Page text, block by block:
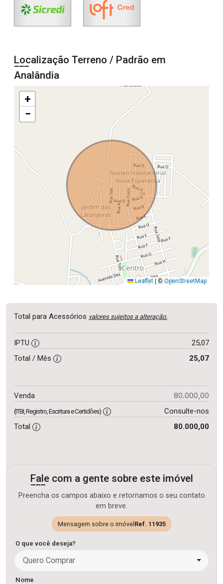
Localização Terreno / Padrão em
Analândia
+
−
Leaflet ©OpenStreetMap
Total para Acessórios valores sujeitos a alteração.
IPTU
25,07
Total / Mês
25,07
Venda 80.000,00
(ITBI, Registro, Escritura e Certidões)
Consulte-nos
Total
80.000,00
Fale com a gente sobre este imóvel
Preencha os campos abaixo e retornamos o seu contato
em breve.
Mensagem sobre o imóvel Ref. 11935
O que você deseja?
Quero Comprar
Nome